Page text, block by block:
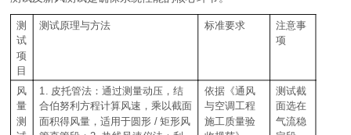
测
试
项
目
测试原理与方法 标准要求
注意事
项
风
量
测
1. 皮托管法：通过测量动压，结
合伯努利方程计算风速，乘以截面
面积得风量，适用于圆形 /矩形风
依据《通风
与空调工程
施工质量验
测试截
面选在
气流稳